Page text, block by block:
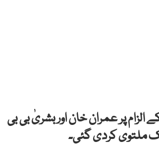
پر عمران خان اور بشریٰ بی بی